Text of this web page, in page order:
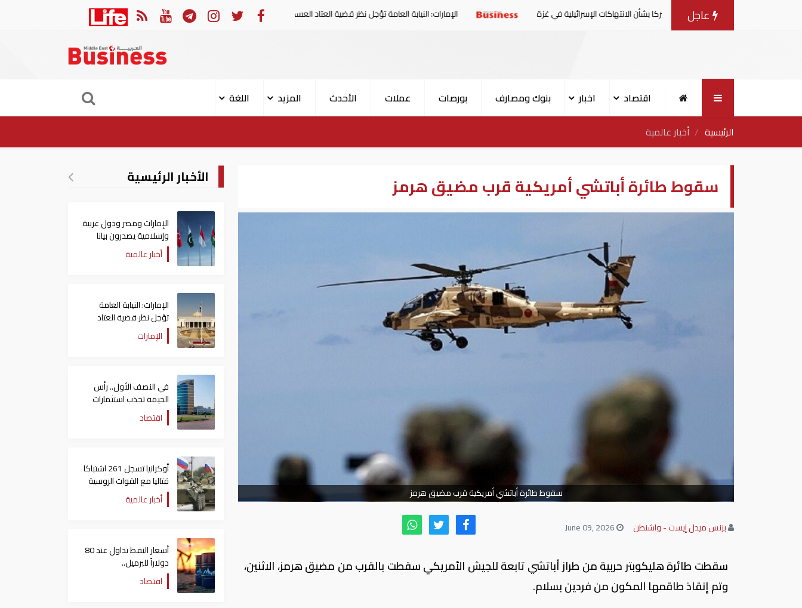
عاجل
يصدرون بيانا مشتركا بشأن الانتهاكات الإسرائيلية في غزة الإمارات: النيابة العامة تؤجل نظر قضية العتاد العسكري للسودان في النصف الأول.. رأس الخيمة تجذب استثمارات تتجاوز 771 مليون درهم
اقتصاد اخبار بنوك ومصارف بورصات عملات الأحدث المزيد
اللغة
الرئيسية
أخبار عالمية
سقوط طائرة ​أباتشي أمريكية قرب مضيق هرمز
سقوط طائرة ​أباتشي أمريكية قرب مضيق هرمز
بزنس ميدل إيست - واشنطن
سقطت طائرة هليكوبتر ​حربية من طراز ‌أباتشي تابعة للجيش الأمريكي سقطت بالقرب ‌من ‌مضيق هرمز، الاثنين،
وتم إنقاذ ‌طاقمها المكون من ‌فردين ⁠بسلام.
الأخبار الرئيسية
الإمارات ومصر ودول عربية
وإسلامية يصدرون بيانا
مشتركا بشأن الانتهاكات
الإسرائيلية في غزة
أخبار عالمية
الإمارات: النيابة العامة
تؤجل نظر قضية العتاد
العسكري للسودان
الإمارات
في النصف الأول.. رأس
الخيمة تجذب استثمارات
تتجاوز 771 مليون درهماقتصاد
أوكرانيا تسجل 261 اشتباكا
قتاليا مع القوات الروسية
أخبار عالمية
أسعار النفط تداول عند 80
دولاراً للبرميل..
وتراجع الأسهم الأمريكية
اقتصاد